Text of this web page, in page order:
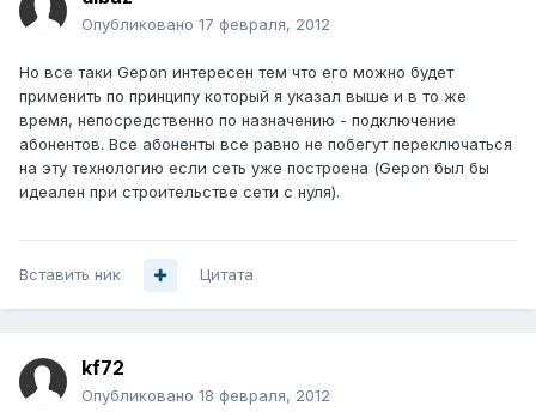
Опубликовано 17 февраля, 2012
Но все таки Gepon интересен тем что его можно будет
применить по принципу который я указал выше и в то же
время, непосредственно по назначению - подключение
абонентов. Все абоненты все равно не побегут переключаться
на эту технологию если сеть уже построена (Gepon был бы
идеален при строительстве сети с нуля).
Вставить ник Цитата
kf72
Опубликовано 18 февраля, 2012